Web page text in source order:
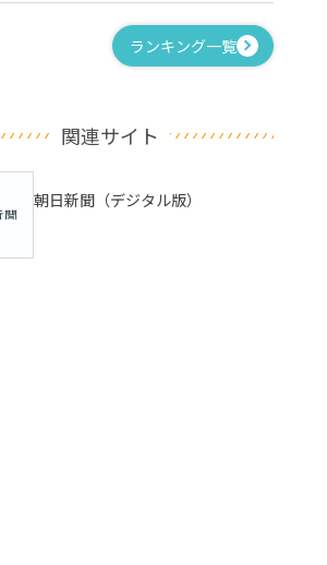
ランキング一覧
関連サイト
朝日新聞（デジタル版）